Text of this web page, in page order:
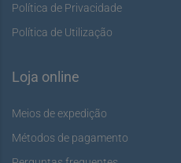
Política de Privacidade
Política de Utilização
Loja online
Meios de expedição
Métodos de pagamento